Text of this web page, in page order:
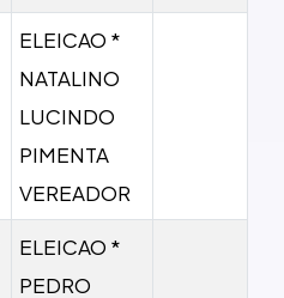
ELEICAO *
NATALINO
LUCINDO
PIMENTA
VEREADOR
ELEICAO *
PEDRO